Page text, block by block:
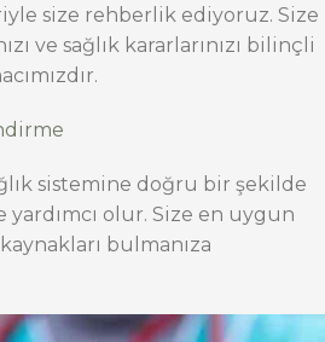
size rehberlik ediyoruz. Size
ve sağlık kararlarınızı bilinçli
sistemine doğru bir şekilde
olur. Size en uygun
bulmanıza